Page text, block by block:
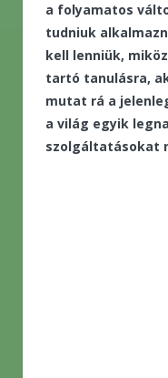
a folyamatos
tudniuk
kell lenniük,
tartó tanulásra,
mutat rá a
a világ egyik
szolgáltatásokat